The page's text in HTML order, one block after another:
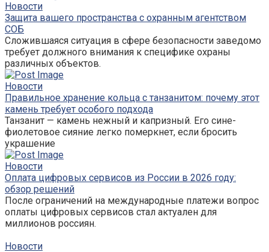
Новости
Защита вашего пространства с охранным агентством
СОБ
Сложившаяся ситуация в сфере безопасности заведомо
требует должного внимания к специфике охраны
различных объектов.
Новости
Правильное хранение кольца с танзанитом: почему этот
камень требует особого подхода
Танзанит — камень нежный и капризный. Его сине-
фиолетовое сияние легко померкнет, если бросить
украшение
Новости
Оплата цифровых сервисов из России в 2026 году:
обзор решений
После ограничений на международные платежи вопрос
оплаты цифровых сервисов стал актуален для
миллионов россиян.
Новости